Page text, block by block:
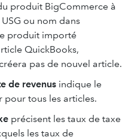
produit BigCommerce à
ou nom dans
produit importé
QuickBooks,
pas de nouvel article.
de revenus indique le
pour tous les articles.
précisent les taux de taxe
les taux de